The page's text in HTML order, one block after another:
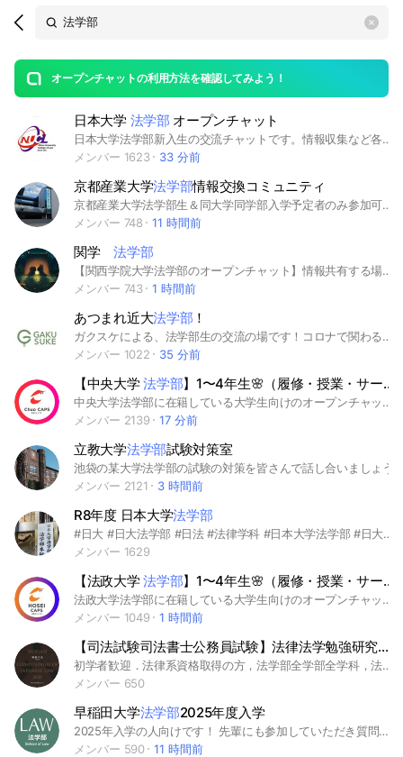
Search
OpenChats
messages
search
area
オープンチャットの利用方法を確認してみよう！
open
日本大学 法学部 オープンチャット
日本大学法学部新入生の交流チャットです。情報収集など各自お好きにご利用下さい。※あまりにもマナーの酷い人は強制退会させていただく場合があります。
メンバー 1623
33 分前
京都産業大学法学部情報交換コミュニティ
京都産業大学法学部生＆同大学同学部入学予定者のみ参加可能！単位のことや課題、ゼミの情報を共有するためのオープンチャットです！ #京都産業大学 #春から京産大 #法学部 #法学部法学科 #法学部法政策学科 #法学科 #法政策学科 #受験生
メンバー 748
11 時間前
関学法学部
【関西学院大学法学部のオープンチャット】情報共有する場所です！単位やテストのことについてわからないことがあれば質問してください。（必ずしも答えてくれるとは限りません）
メンバー 743
1 時間前
あつまれ近大法学部 ！
ガクスケによる、法学部生の交流の場です！コロナで関わることが少なくなった時間を活用して、ここで皆さんで交流しましょう！近大の授業のことや趣味のこと、なんでも気軽に話し合いましょう！！ もちろん課題の答え合わせに使っても大丈夫です！ ※ここは個人が特定されないので気軽に書き込むことができます。
メンバー 1022
35 分前
【中央大学法学部】1〜4年生🌸（履修・授業・サークル）｜CAPS
中央大学法学部に在籍している大学生向けのオープンチャットです🥳 授業やサークル、ゼミなどの情報共有に是非是非ご活用ください🎉 #中央大学 #法学部 #大学 #CAMPANION
メンバー 2139
17 分前
立教大学法学部試験対策室
池袋の某大学法学部の試験の対策を皆さんで話し合いましょう
メンバー 2121
3 時間前
R8年度 日本大学法学部
#日大 #日大法学部 #日法 #法律学科 #日本大学法学部 #日大法 #法法法 #日本大学 #法学部 #春から日大
メンバー 1629
【法政大学法学部】1〜4年生🌸（履修・授業・サークル）｜CAPS
法政大学法学部に在籍している大学生向けのオープンチャットです🥳 授業やサークル、ゼミなどの情報共有に是非是非ご活用ください🎉 #法政大学 #法学部 #大学 #CAMPANION
メンバー 1049
1 時間前
【司法試験司法書士公務員試験】法律法学勉強研究会【行政書士,
初学者歓迎．法律系資格取得の方，法学部全学部全学科，法科大学院ロースクール 司法試験，司法書士，行政書士，公務員試験受験者 幅広くどなたでも参加可能 🟡法学基礎から司法試験，公務員試験に至るまで，幅広く知識獲得の場として双方向教育，共有される事を願う． ⚖️ 📍各位気軽に話し合える場所 📍まずはご参加ください‼️ 皆で知識共有と学問探究の場として活用いただければ幸い #法律 #司法試験 #法科大学院 #予備試験 #ロースクール #法学 #法律 #法学部 #法律学 #法曹 #大学院 #法務博士 #法学士 #社労士 #FP #司法書士 #行政書士 #法務省 #初学者 #新入学 #新入学生 #大学生 #大学 #国立大学 #私立大学 #予備校 #資格予備校 #国家試験 #国家資格 #資格 #勉強 #学習 #学位 #学士 #修士 #博士 #卒業 #修了 #文系 #理系 #公務員試験 #公務員 #国家公務員 #地方公務員 #受験 #受験生 #大学受験 #オンライン授業 #リモート #オンライン #拡散 #宣伝 #歓迎 #法学教室 #ゼミ #論文 #卒業論文 #単位 #判例 #裁判所 #傍聴 #裁判 #判決 #事件 #刑事 #民事 #情報交換 #情報共有 #情報 #情報提供 #法律家 #法律相談 #法律学科 #法律事務所 #合格 #不合格 #浪人 #現役 #現役合格 #パラリーガル #law
メンバー 650
早稲田大学法学部2025年度入学
2025年入学の人向けです！ 先輩にも参加していただき質問等に答えてくださると助かります。後輩の参加もOKです。全オプチャ共通ルール以外のルールとして、テストに向けた情報交換に協力すること、故意に虚偽の発言をしないことがあります。 #早稲田大学#法学部#2025#春から早稲田#課題#わせだ#waseda#2025年入学#大学#授業#楽単#単位#期末テスト#法律
メンバー 590
11 時間前